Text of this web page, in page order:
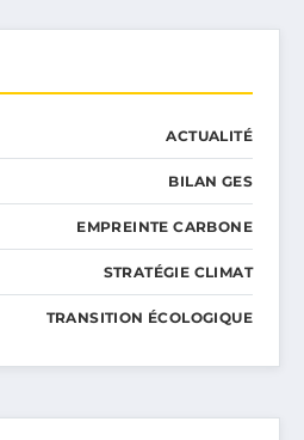
ACTUALITÉ
BILAN GES
EMPREINTE CARBONE
STRATÉGIE CLIMAT
TRANSITION ÉCOLOGIQUE